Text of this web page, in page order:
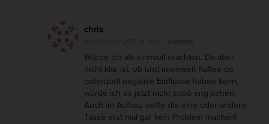
chris
- Antwort
Würde ich als sinnvoll erachten. Da aber
nicht klar ist, ob und inwieweit Kaffee da
potenziell negative Einflüsse haben kann,
würde ich es jetzt nicht sooo eng sehen.
Auch im Aufbau sollte die eine oder andere
Tasse erst mal gar kein Problem machen!